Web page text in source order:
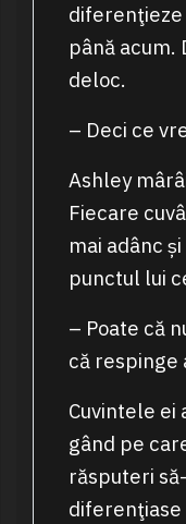
diferenţieze
până acum.
deloc.
– Deci ce
Ashley
Fiecare
mai adânc
punctul lui
– Poate că
că respinge
Cuvintele ei
gând pe
răsputeri
diferenţiase